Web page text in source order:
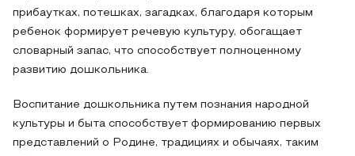
прибаутках, потешках, загадках, благодаря которым
ребенок формирует речевую культуру, обогащает
словарный запас, что способствует полноценному
развитию дошкольника.
Воспитание дошкольника путем познания народной
культуры и быта способствует формированию первых
представлений о Родине, традициях и обычаях, таким